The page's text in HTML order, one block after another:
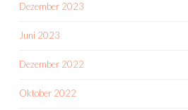
Dezember 2023
Juni 2023
Dezember 2022
Oktober 2022